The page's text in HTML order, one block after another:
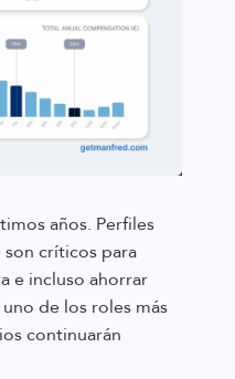
años. Perfiles
son críticos para
e incluso ahorrar
de los roles más
continuarán